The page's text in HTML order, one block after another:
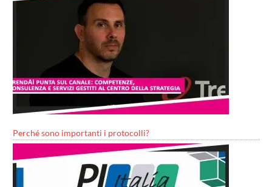
Perché sono importanti i protocolli?